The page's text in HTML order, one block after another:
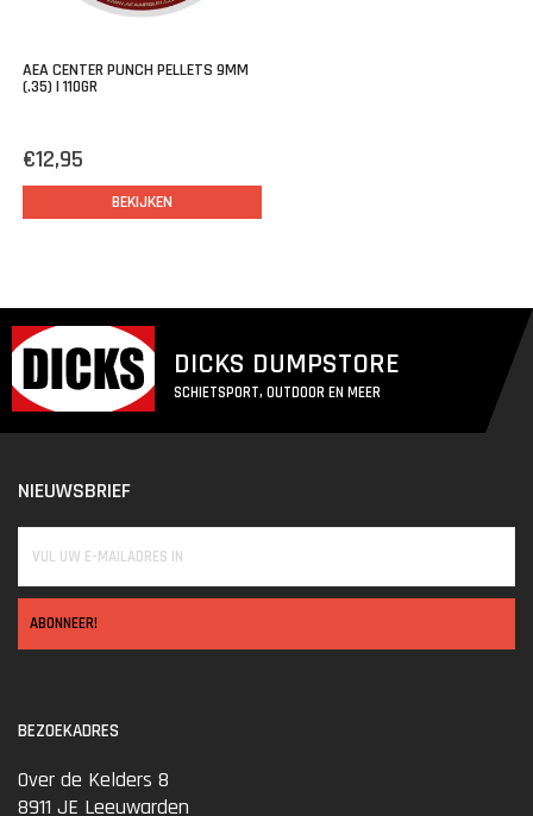
AEA CENTER PUNCH PELLETS 9MM
(.35) | 110GR
€12,95
BEKIJKEN
DICKS DUMPSTORE
SCHIETSPORT, OUTDOOR EN MEER
NIEUWSBRIEF
ABONNEER!
BEZOEKADRES
Over de Kelders 8
8911 JE Leeuwarden